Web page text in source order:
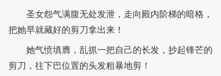
圣女怨气满腹无处发泄，走向殿内阶梯的暗格，
把她早就藏好的剪刀拿出来！
她气愤填膺，乱抓一把自己的长发，抄起锋芒的
剪刀，往下巴位置的头发粗暴地剪！